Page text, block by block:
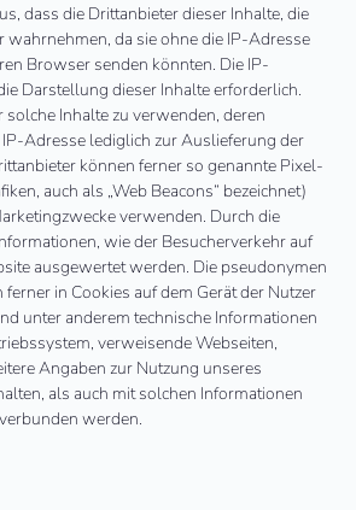
dass die Drittanbieter dieser Inhalte, die
wahrnehmen, da sie ohne die IP-Adresse
Browser senden könnten. Die IP-
Darstellung dieser Inhalte erforderlich.
Inhalte zu verwenden, deren
Adresse lediglich zur Auslieferung der
können ferner so genannte Pixel-
auch als „Web Beacons“ bezeichnet)
verwenden. Durch die
wie der Besucherverkehr auf
ausgewertet werden. Die pseudonymen
in Cookies auf dem Gerät der Nutzer
unter anderem technische Informationen
verweisende Webseiten,
Angaben zur Nutzung unseres
als auch mit solchen Informationen
werden.